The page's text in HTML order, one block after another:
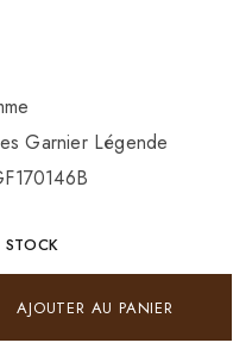
Garnier Légende
AJOUTER AU PANIER